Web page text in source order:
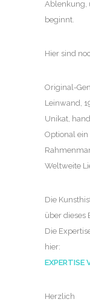
Ablenkung,
beginnt.
Hier sind
Original-
Leinwand,
Unikat,
Optional ein
Weltweite
Die
über dieses
Die
hier:
EXPERTISE
Herzlich